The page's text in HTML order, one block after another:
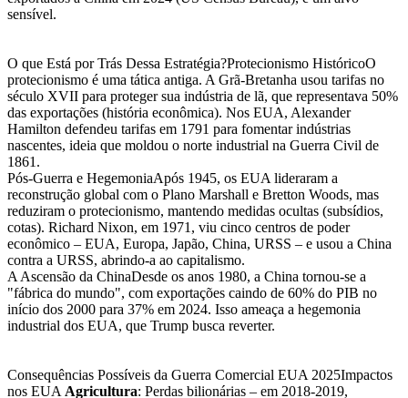
sensível.
O que Está por Trás Dessa Estratégia?Protecionismo HistóricoO
protecionismo é uma tática antiga. A Grã-Bretanha usou tarifas no
século XVII para proteger sua indústria de lã, que representava 50%
das exportações (história econômica). Nos EUA, Alexander
Hamilton defendeu tarifas em 1791 para fomentar indústrias
nascentes, ideia que moldou o norte industrial na Guerra Civil de
1861.
Pós-Guerra e HegemoniaApós 1945, os EUA lideraram a
reconstrução global com o Plano Marshall e Bretton Woods, mas
reduziram o protecionismo, mantendo medidas ocultas (subsídios,
cotas). Richard Nixon, em 1971, viu cinco centros de poder
econômico – EUA, Europa, Japão, China, URSS – e usou a China
contra a URSS, abrindo-a ao capitalismo.
A Ascensão da ChinaDesde os anos 1980, a China tornou-se a
"fábrica do mundo", com exportações caindo de 60% do PIB no
início dos 2000 para 37% em 2024. Isso ameaça a hegemonia
industrial dos EUA, que Trump busca reverter.
Consequências Possíveis da Guerra Comercial EUA 2025Impactos
nos EUA Agricultura: Perdas bilionárias – em 2018-2019,